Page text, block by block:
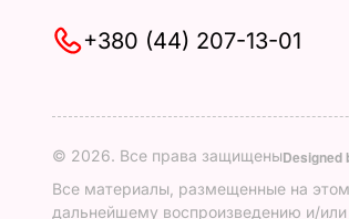
+380 (44) 207-13-01
© 2026. Все права защищеныDesigned
Все материалы, размещенные на
дальнейшему воспроизведению и/